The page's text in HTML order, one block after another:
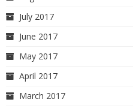
July 2017
June 2017
May 2017
April 2017
March 2017